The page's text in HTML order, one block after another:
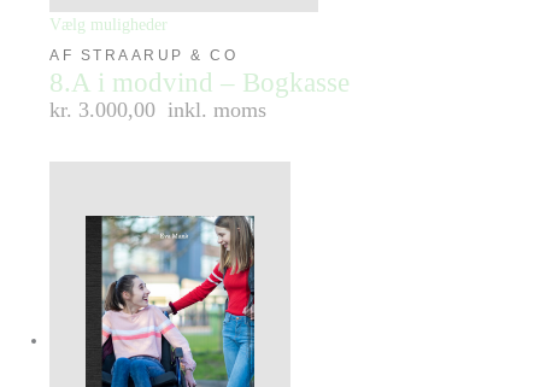
Vælg muligheder
AF STRAARUP & CO
8.A i modvind – Bogkasse
kr. 3.000,00 inkl. moms